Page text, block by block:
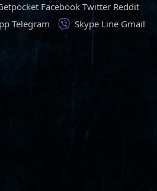
Facebook Twitter Reddit
Telegram Viber
Skype Line Gmail